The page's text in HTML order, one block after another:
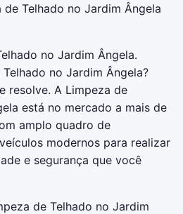
de Telhado no Jardim Ângela
no Jardim Ângela.
no Jardim Ângela?
resolve. A Limpeza de
está no mercado a mais de
amplo quadro de
modernos para realizar
e segurança que você
de Telhado no Jardim